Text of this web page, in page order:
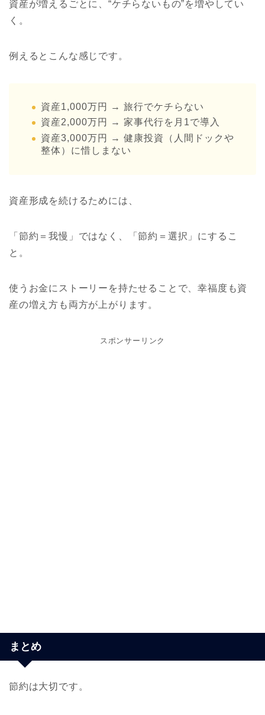
資産が増えるごとに、“ケチらないもの”を増やしてい
く。
例えるとこんな感じです。
資産1,000万円 → 旅行でケチらない
資産2,000万円 → 家事代行を月1で導入
資産3,000万円 → 健康投資（人間ドックや
整体）に惜しまない
資産形成を続けるためには、
「節約＝我慢」ではなく、「節約＝選択」にするこ
と。
使うお金にストーリーを持たせることで、幸福度も資
産の増え方も両方が上がります。
スポンサーリンク
まとめ
節約は大切です。